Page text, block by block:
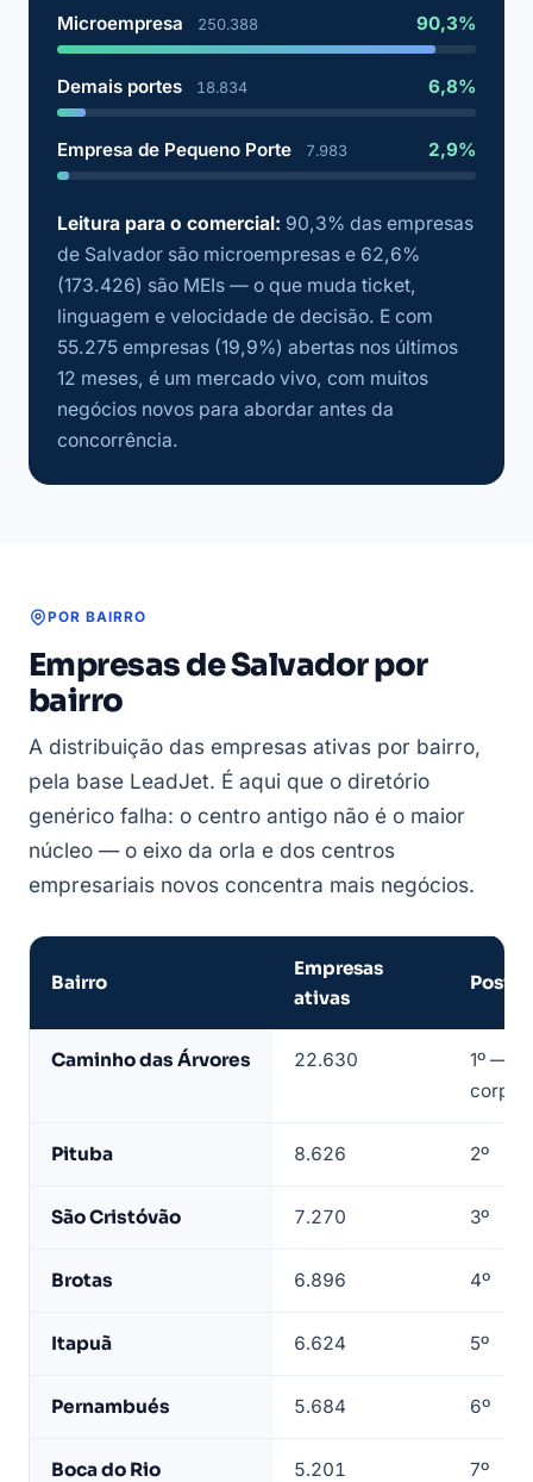
Microempresa 250.388 90,3%
Demais portes 18.834 6,8%
Empresa de Pequeno Porte 7.983 2,9%
Leitura para o comercial: 90,3% das empresas
de Salvador são microempresas e 62,6%
(173.426) são MEIs — o que muda ticket,
linguagem e velocidade de decisão. E com
55.275 empresas (19,9%) abertas nos últimos
12 meses, é um mercado vivo, com muitos
negócios novos para abordar antes da
concorrência.
POR BAIRRO
Empresas de Salvador por
bairro
A distribuição das empresas ativas por bairro,
pela base LeadJet. É aqui que o diretório
genérico falha: o centro antigo não é o maior
núcleo — o eixo da orla e dos centros
empresariais novos concentra mais negócios.
bairro
base
Bairro
Empresas
ativas
Caminho das Árvores 22.630
1º —
Pituba 8.626 2º
São Cristóvão 7.270 3º
Brotas 6.896 4º
Itapuã 6.624 5º
Pernambués 5.684 6º
Boca do Rio 5.201 7º